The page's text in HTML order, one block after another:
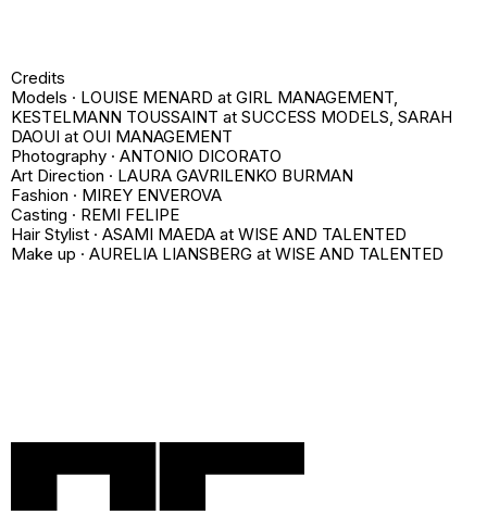
Credits
Models · LOUISE MENARD at GIRL MANAGEMENT,
KESTELMANN TOUSSAINT at SUCCESS MODELS, SARAH
DAOUI at OUI MANAGEMENT
Photography · ANTONIO DICORATO
Art Direction · LAURA GAVRILENKO BURMAN
Fashion · MIREY ENVEROVA
Casting · REMI FELIPE
Hair Stylist · ASAMI MAEDA at WISE AND TALENTED
Make up · AURELIA LIANSBERG at WISE AND TALENTED